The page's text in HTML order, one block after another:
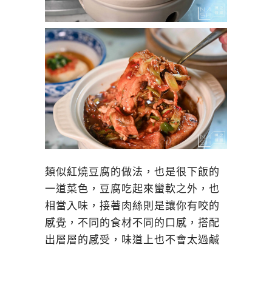
類似紅燒豆腐的做法，也是很下飯的
一道菜色，豆腐吃起來蠻軟之外，也
相當入味，接著肉絲則是讓你有咬的
感覺，不同的食材不同的口感，搭配
出層層的感受，味道上也不會太過鹹